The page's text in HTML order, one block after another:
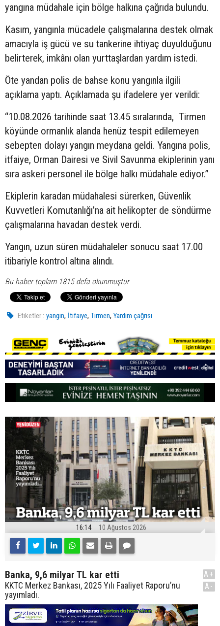
yangına müdahale için bölge halkına çağrıda bulundu.
Kasım, yangınla mücadele çalışmalarına destek olmak
amacıyla iş gücü ve su tankerine ihtiyaç duyulduğunu
belirterek, imkânı olan yurttaşlardan yardım istedi.
Öte yandan polis de bahse konu yangınla ilgili
açıklama yaptı. Açıklamada şu ifadelere yer verildi:
“10.08.2026 tarihinde saat 13.45 sıralarında, Tirmen
köyünde ormanlık alanda henüz tespit edilemeyen
sebepten dolayı yangın meydana geldi. Yangına polis,
itfaiye, Orman Dairesi ve Sivil Savunma ekiplerinin yanı
sıra askeri personel ile bölge halkı müdahale ediyor.”
Ekiplerin karadan müdahalesi sürerken, Güvenlik
Kuvvetleri Komutanlığı’na ait helikopter de söndürme
çalışmalarına havadan destek verdi.
Yangın, uzun süren müdahaleler sonucu saat 17.00
itibariyle kontrol altına alındı.
Bu haber toplam 1815 defa okunmuştur
Etiketler : yangin, İtifaiye,Tirmen,Yardım çağrısı
16:14 10 Ağustos 2026
Banka, 9,6 milyar TL kar etti
KKTC Merkez Bankası, 2025 Yılı Faaliyet Raporu’nu
yayımladı.
A+
A-